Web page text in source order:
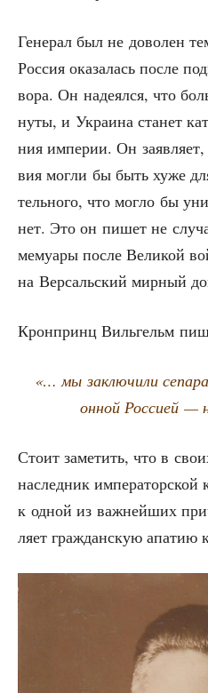
Гене­рал был не дово­лен
Рос­сия ока­за­лась после
во­ра. Он наде­ял­ся, что
ну­ты, и Укра­и­на ста­нет
ния импе­рии. Он
вия мог­ли бы быть хуже
тель­но­го, что мог­ло бы
нет. Это он пишет не
мему­а­ры после Вели­кой
на Вер­саль­ский мир­ный
Крон­принц Виль­гельм
«… мы заклю­чи­ли
он­ной Рос­си­ей —
Сто­ит заме­тить, что в
наслед­ник импе­ра­тор­ской
к одной из важ­ней­ших
ля­ет граж­дан­скую апа­тию